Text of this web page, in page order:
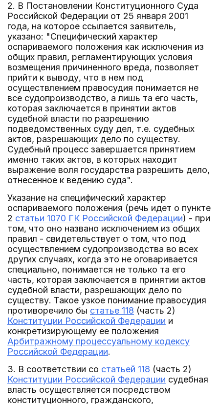
2. В Постановлении Конституционного Суда
Российской Федерации от 25 января 2001
года, на которое ссылается заявитель,
указано: "Специфический характер
оспариваемого положения как исключения из
общих правил, регламентирующих условия
возмещения причиненного вреда, позволяет
прийти к выводу, что в нем под
осуществлением правосудия понимается не
все судопроизводство, а лишь та его часть,
которая заключается в принятии актов
судебной власти по разрешению
подведомственных суду дел, т.е. судебных
актов, разрешающих дело по существу.
Судебный процесс завершается принятием
именно таких актов, в которых находит
выражение воля государства разрешить дело,
отнесенное к ведению суда".
Указание на специфический характер
оспариваемого положения (речь идет о пункте
2 статьи 1070 ГК Российской Федерации) - при
том, что оно названо исключением из общих
правил - свидетельствует о том, что под
осуществлением судопроизводства во всех
других случаях, когда это не оговаривается
специально, понимается не только та его
часть, которая заключается в принятии актов
судебной власти, разрешающих дело по
существу. Такое узкое понимание правосудия
противоречило бы статье 118 (часть 2)
Конституции Российской Федерации и
конкретизирующему ее положения
Арбитражному процессуальному кодексу
Российской Федерации.
3. В соответствии со статьей 118 (часть 2)
Конституции Российской Федерации судебная
власть осуществляется посредством
конституционного, гражданского,